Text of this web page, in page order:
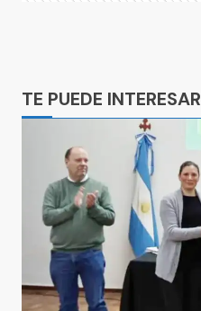
TE PUEDE INTERESAR